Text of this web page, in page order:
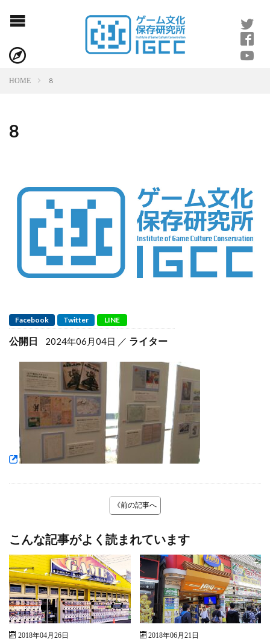
HOME 8
8
Facebook Twitter LINE
公開日 2024年06月04日 ライター
《前の記事へ
こんな記事がよく読まれています
2018年04月26日 2018年06月21日